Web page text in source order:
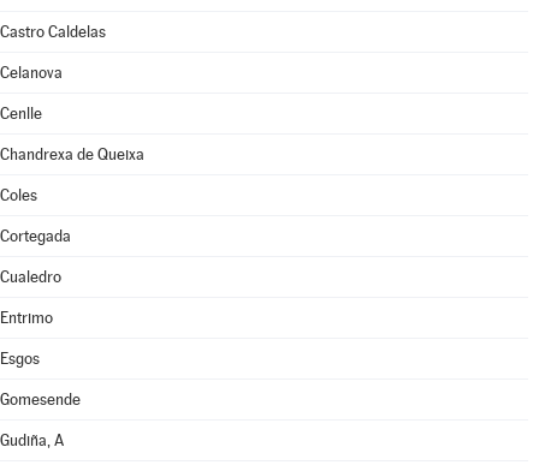
Castro Caldelas
Celanova
Cenlle
Chandrexa de Queixa
Coles
Cortegada
Cualedro
Entrimo
Esgos
Gomesende
Gudiña, A